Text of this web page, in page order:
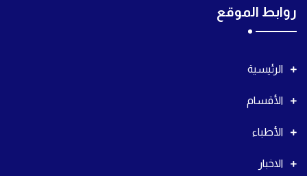
روابط الموقع
الرئيسية
الأقسام
الأطباء
الاخبار